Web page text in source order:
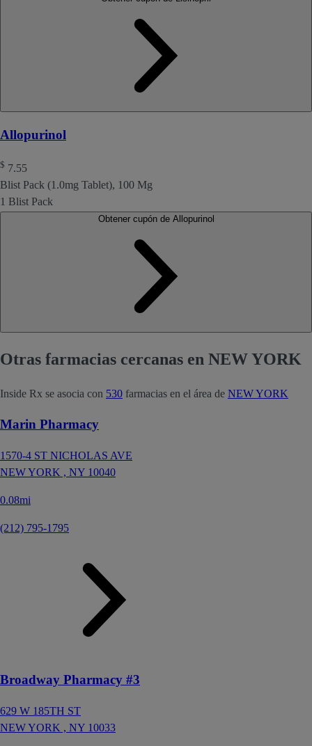
Allopurinol
$ 7.55
Blist Pack (1.0mg Tablet), 100 Mg
1 Blist Pack
Otras farmacias cercanas en NEW YORK
Inside Rx se asocia con 530 farmacias en el área de NEW YORK
Marin Pharmacy
1570-4 ST NICHOLAS AVE
NEW YORK , NY 10040
0.08mi
(212) 795-1795
Broadway Pharmacy #3
629 W 185TH ST
NEW YORK , NY 10033